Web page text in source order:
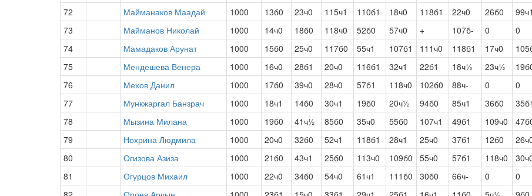
72
Майманаков Маадай 1000 13б0 23ч0 115ч1 110б1 18ч0 118б1 22ч0 26б0 99ч1
73
Майманов Николай 1000 14ч0 18б0 118ч0 52б0 57ч0 + 107б- 0 0
74
Мамадаков Арунат 1000 15б0 25ч0 117б0 55ч1 107б1 111ч0 118б1 17ч0
75
Мендешева Венера 1000 16ч0 28б1 20ч0 116б1 32ч1 22б1 18ч½ 23ч½
76
Мехов Данил 1000 17б0 39ч0 28ч0 57б1 118ч0 102б0 88ч- 0 0
77
Мункжаргал Банзрач 1000 18ч1 14б0 30ч1 19б0 20ч½ 94б0 85ч1 36б0 35б1
78
Мызина Милана 1000 19б0 41ч½ 85б0 35ч0 55б0 107ч1 49б1 109ч0
79
Нохрина Людмила 1000 20ч0 32б0 52ч1 118б1 28ч1 25ч0 37б1 12б0
80
Огизова Азиза 1000 21б0 43ч1 25б0 113ч0 109б0 55ч0 57б1 118ч0
81
Огурцов Михаил 1000 22ч0 34б0 54ч0 61ч1 111б0 30б0 66ч- 0 0